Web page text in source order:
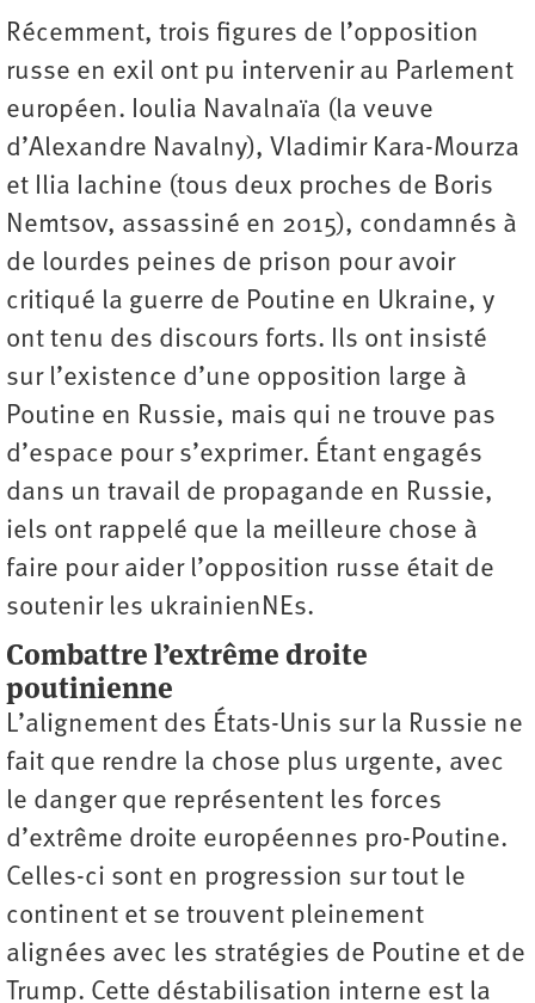
Récemment, trois figures de l’opposition
russe en exil ont pu intervenir au Parlement
européen. Ioulia Navalnaïa (la veuve
d’Alexandre Navalny), Vladimir Kara-Mourza
et Ilia Iachine (tous deux proches de Boris
Nemtsov, assassiné en 2015), condamnés à
de lourdes peines de prison pour avoir
critiqué la guerre de Poutine en Ukraine, y
ont tenu des discours forts. Ils ont insisté
sur l’existence d’une opposition large à
Poutine en Russie, mais qui ne trouve pas
d’espace pour s’exprimer. Étant engagés
dans un travail de propagande en Russie,
iels ont rappelé que la meilleure chose à
faire pour aider l’opposition russe était de
soutenir les ukrainienNEs.
Combattre l’extrême droite
poutinienne
L’alignement des États-Unis sur la Russie ne
fait que rendre la chose plus urgente, avec
le danger que représentent les forces
d’extrême droite européennes pro-Poutine.
Celles-ci sont en progression sur tout le
continent et se trouvent pleinement
alignées avec les stratégies de Poutine et de
Trump. Cette déstabilisation interne est la